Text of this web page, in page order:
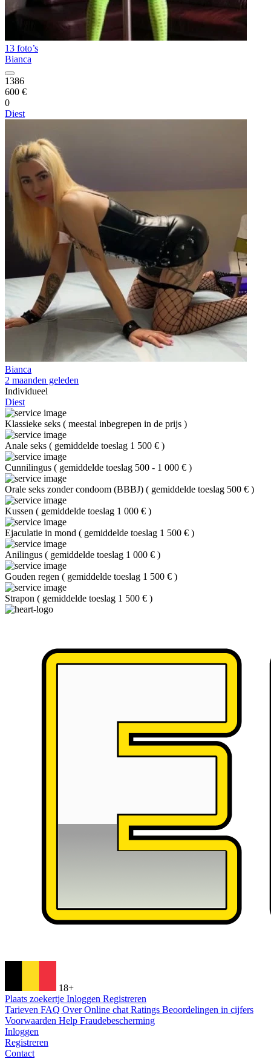
13 foto’s
Bianca
1386
600 €
0
Diest
Bianca
2 maanden geleden
Individueel
Diest
Klassieke seks ( meestal inbegrepen in de prijs )
Anale seks ( gemiddelde toeslag 1 500 € )
Cunnilingus ( gemiddelde toeslag 500 - 1 000 € )
Orale seks zonder condoom (BBBJ) ( gemiddelde toeslag 500 € )
Kussen ( gemiddelde toeslag 1 000 € )
Ejaculatie in mond ( gemiddelde toeslag 1 500 € )
Anilingus ( gemiddelde toeslag 1 000 € )
Gouden regen ( gemiddelde toeslag 1 500 € )
Strapon ( gemiddelde toeslag 1 500 € )
18+
Plaats zoekertje Inloggen Registreren
Tarieven FAQ OverOnline chat Ratings Beoordelingen in cijfers
Voorwaarden Help Fraudebescherming
Inloggen
Registreren
Contact